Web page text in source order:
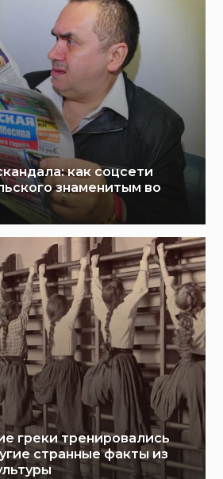
как соцсети
знаменитым во
греки тренировались
странные факты из